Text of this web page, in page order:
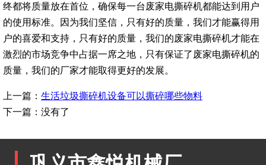
终都将质量放在首位，确保每一台废家电撕碎机都能达到用户
的使用标准。因为我们坚信，只有好的质量，我们才能赢得用
户的喜爱和支持，只有好的质量，我们的废家电撕碎机才能在
激烈的市场竞争中占据一席之地，只有保证了废家电撕碎机的
质量，我们的厂家才能取得更好的发展。
上一篇： 生活垃圾撕碎机设备可以撕碎哪些物料
下一篇：没有了